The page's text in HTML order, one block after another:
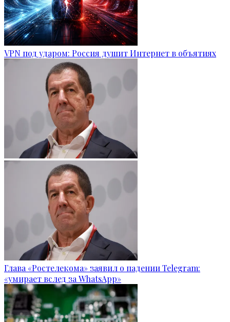
VPN под ударом: Россия душит Интернет в объятиях
Глава «Ростелекома» заявил о падении Telegram:
«умирает вслед за WhatsApp»